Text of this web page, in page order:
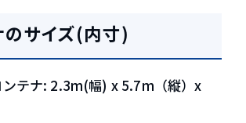
のサイズ(内寸)
テナ: 2.3m(幅) x 5.7m（縦）x